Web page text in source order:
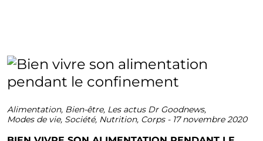
Alimentation, Bien-être, Les actus Dr Goodnews,
Modes de vie, Société, Nutrition, Corps- 17 novembre 2020